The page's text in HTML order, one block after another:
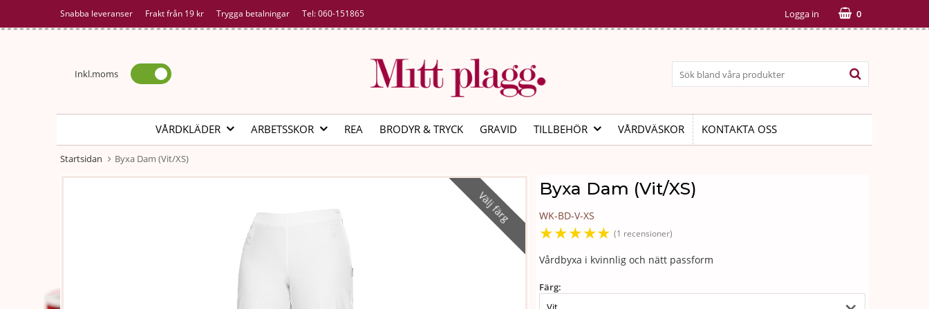
Snabba leveranser Frakt från 19 kr Trygga betalningar Tel: 060-151865 Logga in 0
Inkl.moms
VÅRDKLÄDER ARBETSSKOR REA BRODYR & TRYCK GRAVID TILLBEHÖR VÅRDVÄSKOR KONTAKTA OSS
Startsidan Byxa Dam (Vit/XS)
Välj färg
Byxa Dam (Vit/XS)
WK-BD-V-XS
★★★★★ (1 recensioner)
Vårdbyxa i kvinnlig och nätt passform
Färg: